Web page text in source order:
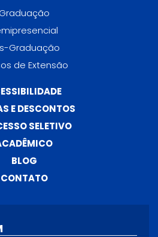
Graduação
Graduação
de Extensão
E DESCONTOS
SELETIVO
BLOG
CONTATO